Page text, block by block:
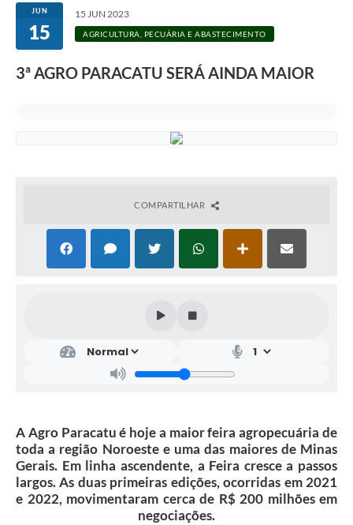
JUN
15
15 JUN 2023
AGRICULTURA, PECUÁRIA E ABASTECIMENTO
3ª AGRO PARACATU SERÁ AINDA MAIOR
COMPARTILHAR
A Agro Paracatu é hoje a maior feira agropecuária de
toda a região Noroeste e uma das maiores de Minas
Gerais. Em linha ascendente, a Feira cresce a passos
largos. As duas primeiras edições, ocorridas em 2021
e 2022, movimentaram cerca de R$ 200 milhões em
negociações.